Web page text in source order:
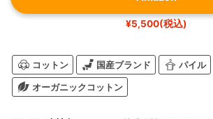
¥5,500(税込)
コットン 国産ブランド パイル
オーガニックコットン